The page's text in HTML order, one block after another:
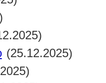
(25.12.2025)